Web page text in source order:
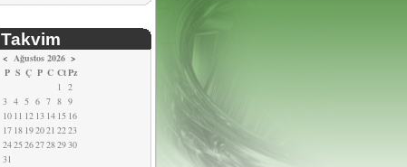
Takvim
< Ağustos 2026 >
P S Ç P C CtPz
1 2
3 4 5 6 7 8 9
10 11 12 13 14 15 16
17 18 192021 2223
24252627282930
31